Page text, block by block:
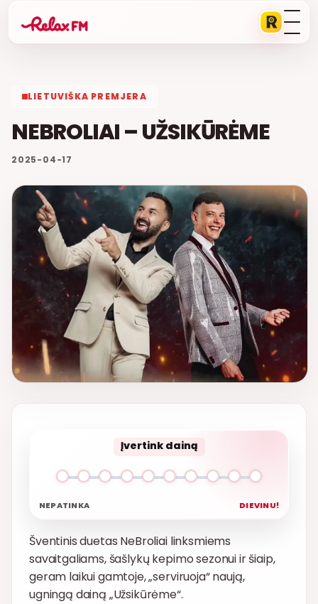
LIETUVIŠKA PREMJERA
NEBROLIAI – UŽSIKŪRĖME
2025-04-17
Įvertink dainą
NEPATINKA DIEVINU!
Šventinis duetas NeBroliai linksmiems
savaitgaliams, šašlykų kepimo sezonui ir šiaip,
geram laikui gamtoje, „serviruoja“ naują,
ugningą dainą „Užsikūrėme“.